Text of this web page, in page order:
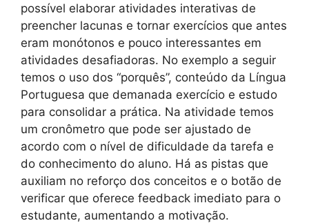
possível elaborar atividades interativas de
preencher lacunas e tornar exercícios que antes
eram monótonos e pouco interessantes em
atividades desafiadoras. No exemplo a seguir
temos o uso dos “porquês”, conteúdo da Língua
Portuguesa que demanada exercício e estudo
para consolidar a prática. Na atividade temos
um cronômetro que pode ser ajustado de
acordo com o nível de dificuldade da tarefa e
do conhecimento do aluno. Há as pistas que
auxiliam no reforço dos conceitos e o botão de
verificar que oferece feedback imediato para o
estudante, aumentando a motivação.